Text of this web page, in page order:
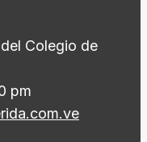
Colegio de
pm